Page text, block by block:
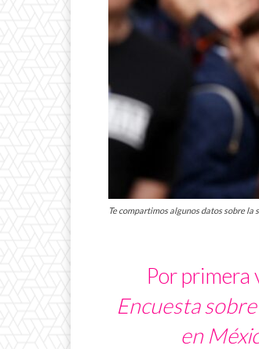
Te compartimos algunos datos sobre
Por primera
Encuesta
en